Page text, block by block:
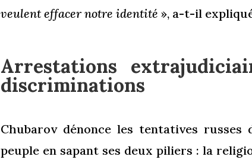
veulent effacer notre identité », a-t-il
Arrestations
discriminations
Chubarov dénonce les tentatives russes
peuple en sapant ses deux piliers : la